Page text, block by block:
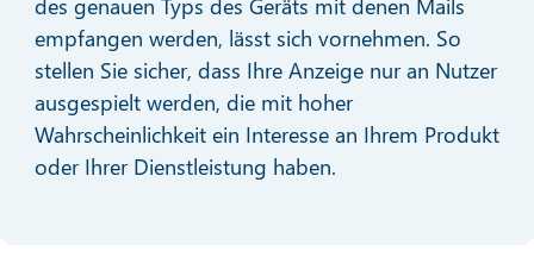
des genauen Typs des Geräts mit denen Mails
empfangen werden, lässt sich vornehmen. So
stellen Sie sicher, dass Ihre Anzeige nur an Nutzer
ausgespielt werden, die mit hoher
Wahrscheinlichkeit ein Interesse an Ihrem Produkt
oder Ihrer Dienstleistung haben.